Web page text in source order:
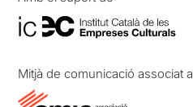
Mitjà de comunicació associat a